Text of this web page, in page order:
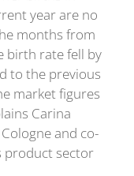
year are no
months from
birth rate fell by
to the previous
market figures
Carina
and co-
product sector